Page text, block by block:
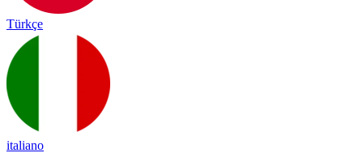
Türkçe
italiano